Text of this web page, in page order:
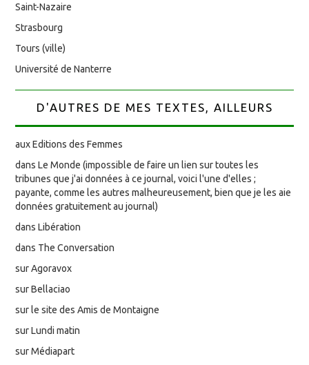
Saint-Nazaire
Strasbourg
Tours (ville)
Université de Nanterre
D'AUTRES DE MES TEXTES, AILLEURS
aux Editions des Femmes
dans Le Monde (impossible de faire un lien sur toutes les
tribunes que j'ai données à ce journal, voici l'une d'elles ;
payante, comme les autres malheureusement, bien que je les aie
données gratuitement au journal)
dans Libération
dans The Conversation
sur Agoravox
sur Bellaciao
sur le site des Amis de Montaigne
sur Lundi matin
sur Médiapart